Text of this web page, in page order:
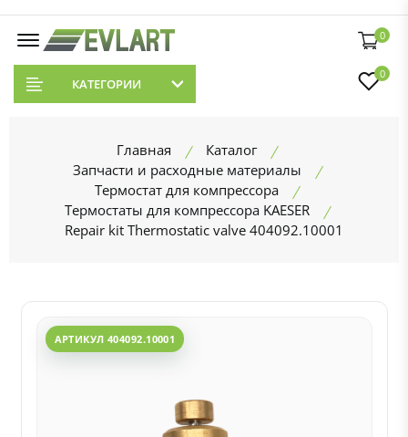
0
КАТЕГОРИИ
0
Главная
Каталог
Запчасти и расходные материалы
Термостат для компрессора
Термостаты для компрессора KAESER
Repair kit Thermostatic valve 404092.10001
АРТИКУЛ 404092.10001